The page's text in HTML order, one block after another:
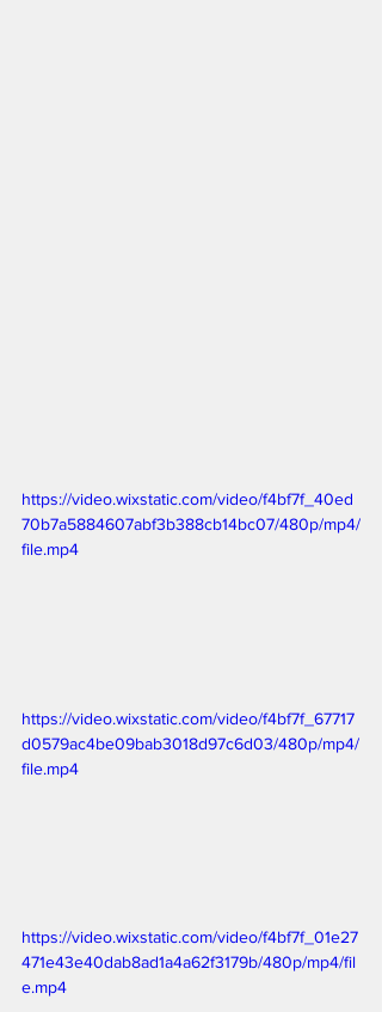
https://video.wixstatic.com/video/f4bf7f_40ed
70b7a5884607abf3b388cb14bc07/480p/mp4/
file.mp4
https://video.wixstatic.com/video/f4bf7f_67717
d0579ac4be09bab3018d97c6d03/480p/mp4/
file.mp4
https://video.wixstatic.com/video/f4bf7f_01e27
471e43e40dab8ad1a4a62f3179b/480p/mp4/fil
e.mp4